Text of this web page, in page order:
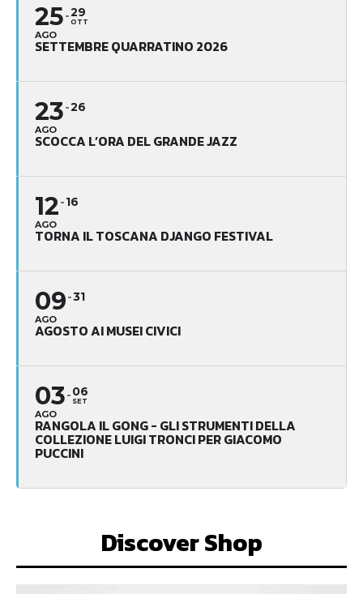
25
AGO
29
OTT
SETTEMBRE QUARRATINO 2026
23
AGO
26
SCOCCA L’ORA DEL GRANDE JAZZ
12
AGO
16
TORNA IL TOSCANA DJANGO FESTIVAL
09
AGO
31
AGOSTO AI MUSEI CIVICI
03
AGO
06
SET
RANGOLA IL GONG - GLI STRUMENTI DELLA
COLLEZIONE LUIGI TRONCI PER GIACOMO
PUCCINI
Discover Shop